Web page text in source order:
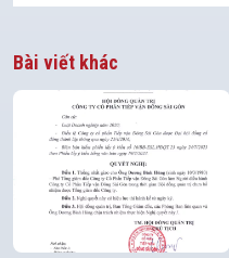
Bài viết khác